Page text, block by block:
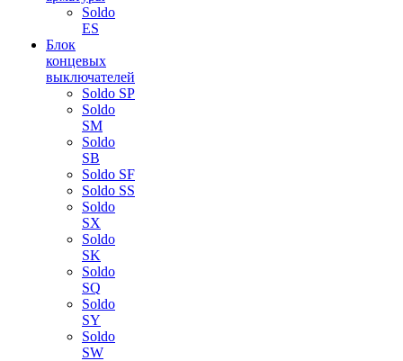
Soldo
ES
Блок
концевых
выключателей
Soldo SP
Soldo
SM
Soldo
SB
Soldo SF
Soldo SS
Soldo
SX
Soldo
SK
Soldo
SQ
Soldo
SY
Soldo
SW